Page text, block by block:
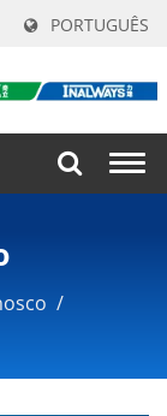
PORTUGUÊS
/